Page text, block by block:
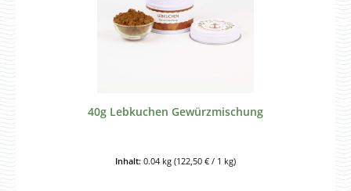
40g Lebkuchen Gewürzmischung
Inhalt: 0.04 kg (122,50 € / 1 kg)